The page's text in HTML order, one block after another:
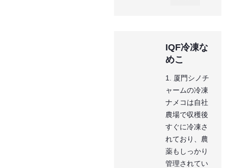
IQF冷凍な
めこ
1. 厦門シノチ
ャームの冷凍
ナメコは自社
農場で収穫後
すぐに冷凍さ
れており、農
薬もしっかり
管理されてい